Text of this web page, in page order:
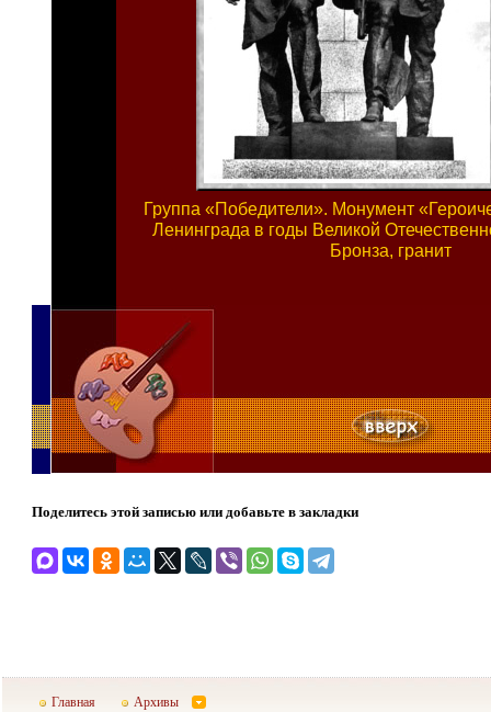
Группа «Победители». Монумент
Ленинграда в годы Великой
Бронза, гранит
Поделитесь этой записью или добавьте в закладки
Главная Архивы